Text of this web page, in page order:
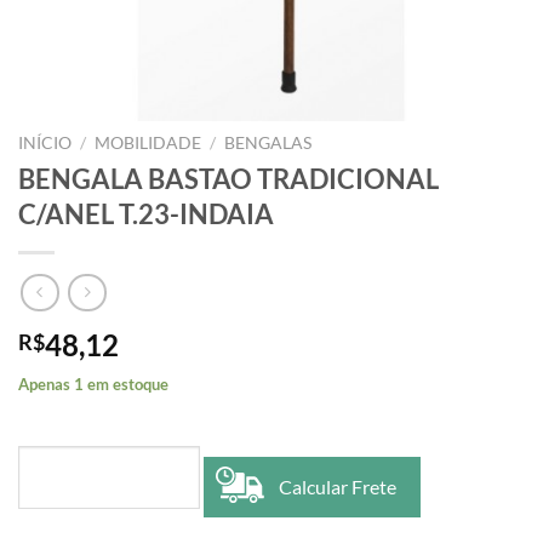
INÍCIO / MOBILIDADE / BENGALAS
BENGALA BASTAO TRADICIONAL
C/ANEL T.23-INDAIA
R$48,12
Apenas 1 em estoque
Calcular Frete